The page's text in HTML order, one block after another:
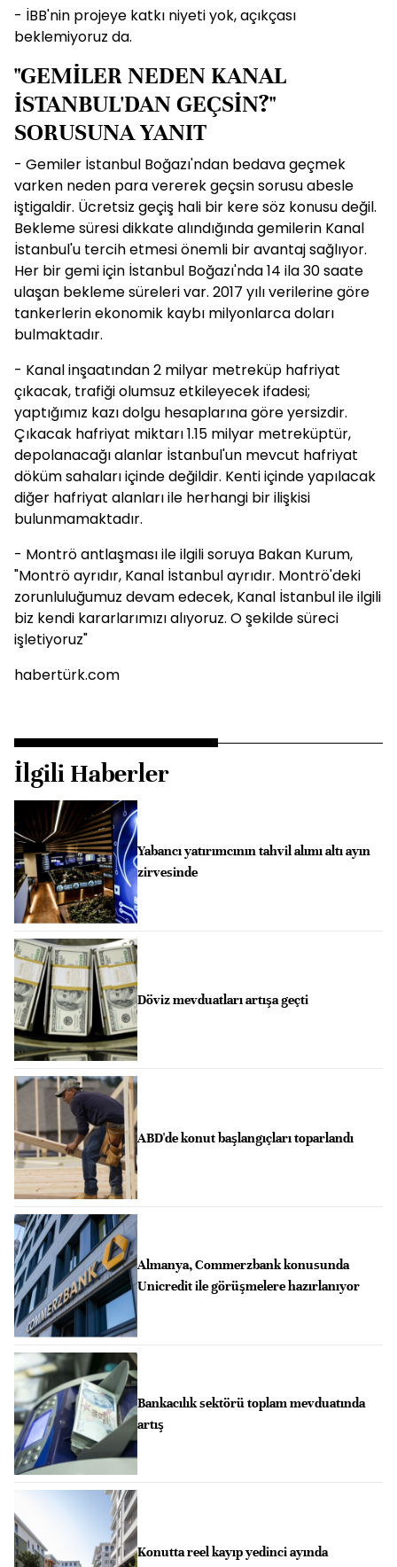
- İBB'nin projeye katkı niyeti yok, açıkçası
beklemiyoruz da.
"GEMİLER NEDEN KANAL
İSTANBUL'DAN GEÇSİN?"
SORUSUNA YANIT
- Gemiler İstanbul Boğazı'ndan bedava geçmek
varken neden para vererek geçsin sorusu abesle
iştigaldir. Ücretsiz geçiş hali bir kere söz konusu değil.
Bekleme süresi dikkate alındığında gemilerin Kanal
İstanbul'u tercih etmesi önemli bir avantaj sağlıyor.
Her bir gemi için İstanbul Boğazı'nda 14 ila 30 saate
ulaşan bekleme süreleri var. 2017 yılı verilerine göre
tankerlerin ekonomik kaybı milyonlarca doları
bulmaktadır.
- Kanal inşaatından 2 milyar metreküp hafriyat
çıkacak, trafiği olumsuz etkileyecek ifadesi;
yaptığımız kazı dolgu hesaplarına göre yersizdir.
Çıkacak hafriyat miktarı 1.15 milyar metreküptür,
depolanacağı alanlar İstanbul'un mevcut hafriyat
döküm sahaları içinde değildir. Kenti içinde yapılacak
diğer hafriyat alanları ile herhangi bir ilişkisi
bulunmamaktadır.
- Montrö antlaşması ile ilgili soruya Bakan Kurum,
"Montrö ayrıdır, Kanal İstanbul ayrıdır. Montrö'deki
zorunluluğumuz devam edecek, Kanal İstanbul ile ilgili
biz kendi kararlarımızı alıyoruz. O şekilde süreci
işletiyoruz"
habertürk.com
İlgili Haberler
Yabancı yatırımcının tahvil alımı altı ayın
zirvesinde
Döviz mevduatları artışa geçti
ABD'de konut başlangıçları toparlandı
Almanya, Commerzbank konusunda
Unicredit ile görüşmelere hazırlanıyor
Bankacılık sektörü toplam mevduatında
artış
Konutta reel kayıp yedinci ayında